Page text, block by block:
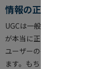
情報の正確性
UGCは一般ユーザーが作成す
が本当に正しい情報かどうか
ユーザーの勘違いで間違った
ます。もちろん悪意でフェイ